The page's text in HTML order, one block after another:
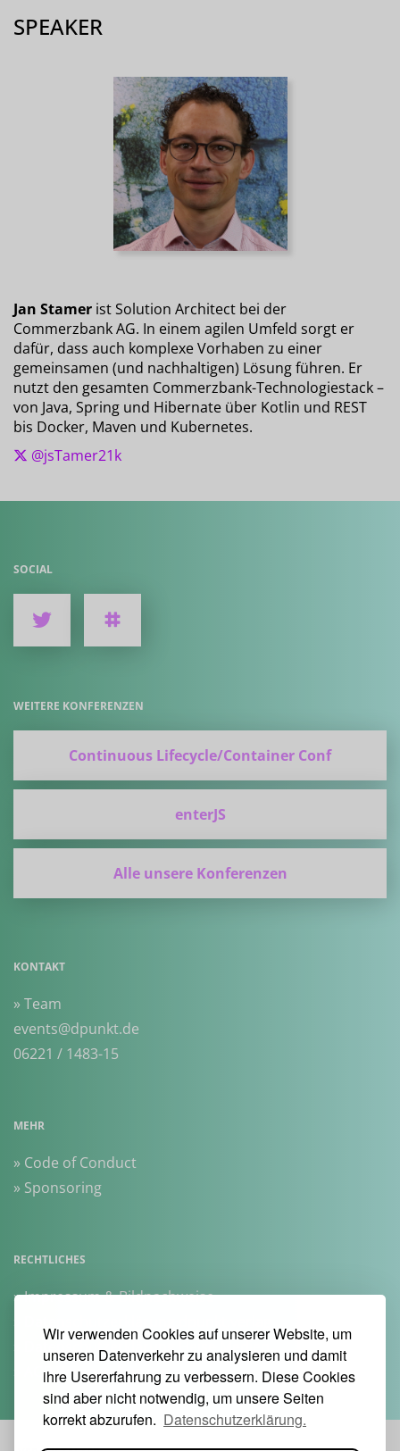
Wir verwenden Cookies auf unserer Website, um
unseren Datenverkehr zu analysieren und damit
ihre Usererfahrung zu verbessern. Diese Cookies
sind aber nicht notwendig, um unsere Seiten
korrekt abzurufen. Datenschutzerklärung.
SPEAKER
Jan Stamer ist Solution Architect bei der
Commerzbank AG. In einem agilen Umfeld sorgt er
dafür, dass auch komplexe Vorhaben zu einer
gemeinsamen (und nachhaltigen) Lösung führen. Er
nutzt den gesamten Commerzbank-Technologiestack –
von Java, Spring und Hibernate über Kotlin und REST
bis Docker, Maven und Kubernetes.
@jsTamer21k
SOCIAL
WEITERE KONFERENZEN
Continuous Lifecycle/Container Conf
enterJS
Alle unsere Konferenzen
KONTAKT
» Team
events@dpunkt.de
06221 / 1483-15
MEHR
» Code of Conduct
» Sponsoring
RECHTLICHES
» Impressum & Bildnachweise
» Datenschutzerklärung Heise Medien
» AGB Veranstaltungen